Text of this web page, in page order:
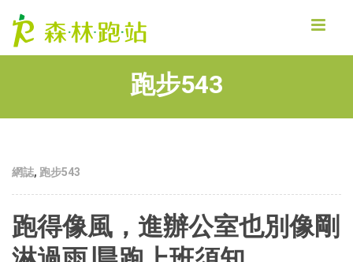
跑步543
網誌, 跑步543
跑得像風，進辦公室也別像剛